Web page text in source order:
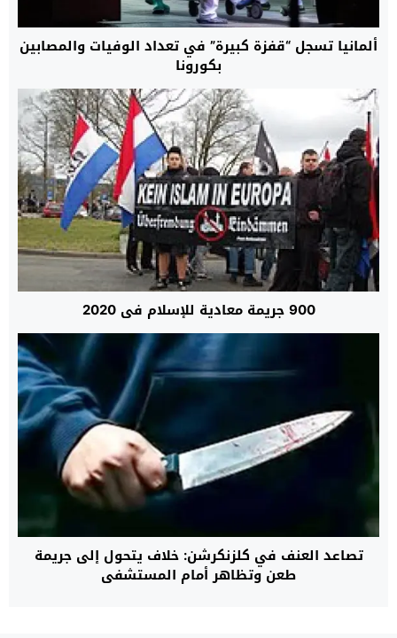
ألمانيا تسجل “قفزة كبيرة” في تعداد الوفيات والمصابين
بكورونا
900 جريمة معادية للإسلام في 2020
تصاعد العنف في كلزنكرشن: خلاف يتحول إلى جريمة
طعن وتظاهر أمام المستشفى